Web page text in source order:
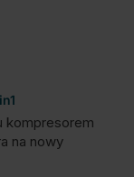
kompresorem
na nowy